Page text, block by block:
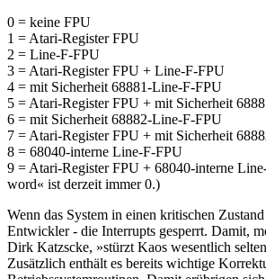
0 = keine FPU
1 = Atari-Register FPU
2 = Line-F-FPU
3 = Atari-Register FPU + Line-F-FPU
4 = mit Sicherheit 68881-Line-F-FPU
5 = Atari-Register FPU + mit Sicherheit
6 = mit Sicherheit 68882-Line-F-FPU
7 = Atari-Register FPU + mit Sicherheit
8 = 68040-interne Line-F-FPU
9 = Atari-Register FPU + 68040-interne
word« ist derzeit immer 0.)
Wenn das System in einen kritischen
Entwickler - die Interrupts gesperrt. Damit,
Dirk Katzscke, »stürzt Kaos wesentlich
Zusätzlich enthält es bereits wichtige